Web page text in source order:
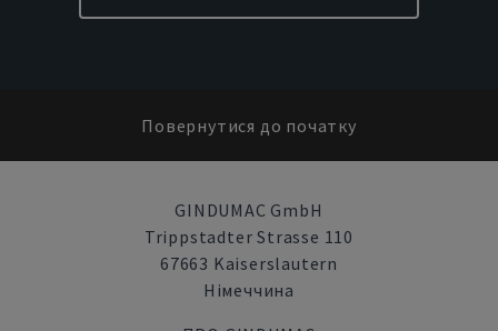
Повернутися до початку
GINDUMAC GmbH
Trippstadter Strasse 110
67663 Kaiserslautern
Німеччина